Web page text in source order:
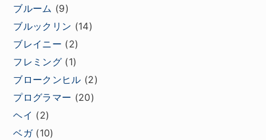
ブルーム (9)
ブルックリン (14)
ブレイニー (2)
フレミング (1)
ブロークンヒル (2)
プログラマー (20)
ヘイ (2)
ベガ(10)